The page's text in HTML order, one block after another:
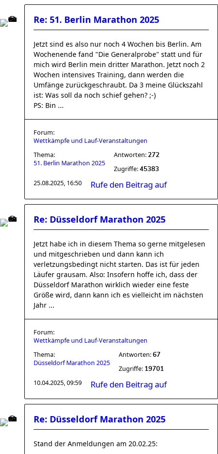
Re: 51. Berlin Marathon 2025
Jetzt sind es also nur noch 4 Wochen bis Berlin. Am
Wochenende fand "Die Generalprobe" statt und für
mich wird Berlin mein dritter Marathon. Jetzt noch 2
Wochen intensives Training, dann werden die
Umfänge zurückgeschraubt. Da 3 meine Glückszahl
ist: Was soll da noch schief gehen? ;-)
PS: Bin ...
Forum:
Wettkämpfe und Lauf-Veranstaltungen
Thema:
51. Berlin Marathon 2025
Antworten: 272
Zugriffe: 45383
25.08.2025, 16:50 Rufe den Beitrag auf
Re: Düsseldorf Marathon 2025
Jetzt habe ich in diesem Thema so gerne mitgelesen
und mitgeschrieben und dann kann ich
verletzungsbedingt nicht starten. Das ist für jeden
Läufer grausam. Also: Insofern hoffe ich, dass der
Düsseldorf Marathon wirklich wieder eine feste
Größe wird, dann kann ich es vielleicht im nächsten
Jahr ...
Forum:
Wettkämpfe und Lauf-Veranstaltungen
Thema:
Düsseldorf Marathon 2025
Antworten: 67
Zugriffe: 19701
10.04.2025, 09:59 Rufe den Beitrag auf
Re: Düsseldorf Marathon 2025
Stand der Anmeldungen am 20.02.25: